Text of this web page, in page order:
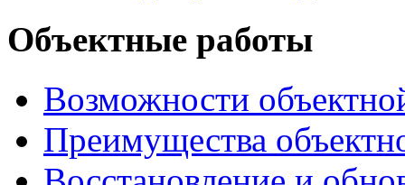
Объектные работы
Возможности
Преимущества